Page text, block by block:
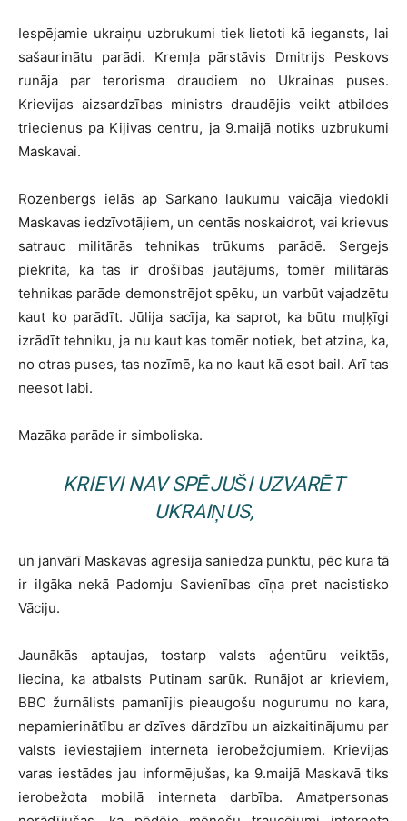
Iespējamie ukraiņu uzbrukumi tiek lietoti kā iegansts, lai
sašaurinātu parādi. Kremļa pārstāvis Dmitrijs Peskovs
runāja par terorisma draudiem no Ukrainas puses.
Krievijas aizsardzības ministrs draudējis veikt atbildes
triecienus pa Kijivas centru, ja 9.maijā notiks uzbrukumi
Maskavai.
Rozenbergs ielās ap Sarkano laukumu vaicāja viedokli
Maskavas iedzīvotājiem, un centās noskaidrot, vai krievus
satrauc militārās tehnikas trūkums parādē. Sergejs
piekrita, ka tas ir drošības jautājums, tomēr militārās
tehnikas parāde demonstrējot spēku, un varbūt vajadzētu
kaut ko parādīt. Jūlija sacīja, ka saprot, ka būtu muļķīgi
izrādīt tehniku, ja nu kaut kas tomēr notiek, bet atzina, ka,
no otras puses, tas nozīmē, ka no kaut kā esot bail. Arī tas
neesot labi.
Mazāka parāde ir simboliska.
KRIEVI NAV SPĒJUŠI UZVARĒT
UKRAIŅUS,
un janvārī Maskavas agresija saniedza punktu, pēc kura tā
ir ilgāka nekā Padomju Savienības cīņa pret nacistisko
Vāciju.
Jaunākās aptaujas, tostarp valsts aģentūru veiktās,
liecina, ka atbalsts Putinam sarūk. Runājot ar krieviem,
BBC žurnālists pamanījis pieaugošu nogurumu no kara,
nepamierinātību ar dzīves dārdzību un aizkaitinājumu par
valsts ieviestajiem interneta ierobežojumiem. Krievijas
varas iestādes jau informējušas, ka 9.maijā Maskavā tiks
ierobežota mobilā interneta darbība. Amatpersonas